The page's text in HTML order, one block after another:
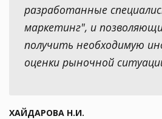
разработанные
маркетинг", и
получить необходимую
оценки рыночной
ХАЙДАРОВА Н.И.